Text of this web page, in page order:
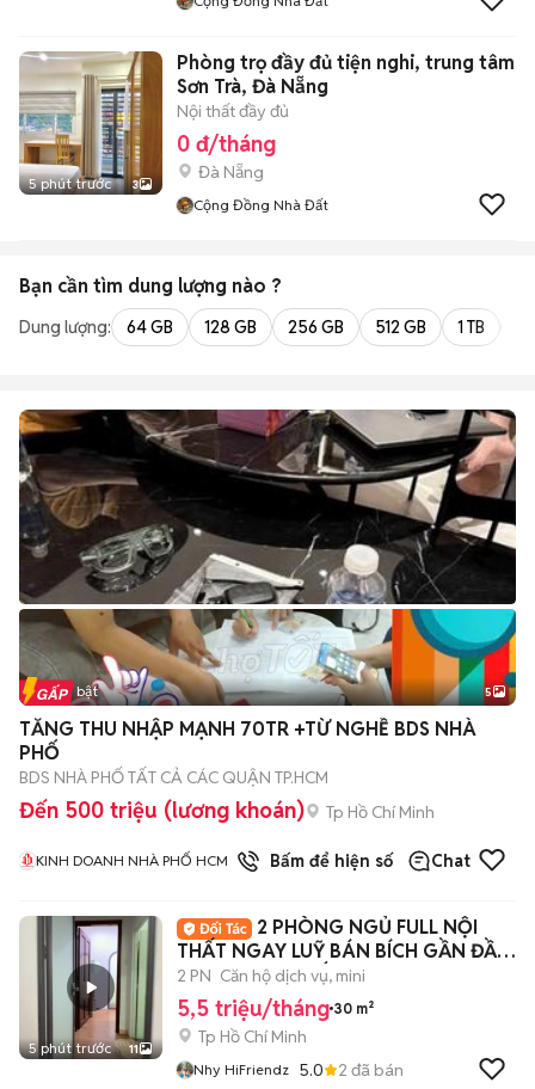
5 phút trước 3
Phòng trọ đầy đủ tiện nghi, trung tâm
Sơn Trà, Đà Nẵng
Nội thất đầy đủ
0 đ/tháng
Đà Nẵng
Cộng Đồng Nhà Đất
Bạn cần tìm dung lượng nào ?
Dung lượng: 64 GB 128 GB 256 GB 512 GB 1 TB
Tin nổi bật 5
TĂNG THU NHẬP MẠNH 70TR +TỪ NGHỀ BDS NHÀ
PHỐ
BDS NHÀ PHỐ TẤT CẢ CÁC QUẬN TP.HCM
Đến 500 triệu (lương khoán) Tp Hồ Chí Minh
KINH DOANH NHÀ PHỐ HCM 1đã bánBấm để hiện số Chat
5 phút trước 11
2 PHÒNG NGỦ FULL NỘI
THẤT NGAY LUỸ BÁN BÍCH GẦN ĐẦM
SEN, ĐH VĂN HIẾN
2 PN Căn hộ dịch vụ, mini
5,5 triệu/tháng 30 m²
Tp Hồ Chí Minh
Nhy HiFriendz 5.0 2 đã bán